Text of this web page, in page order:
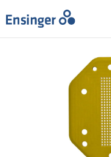
VOTRE
Accueil